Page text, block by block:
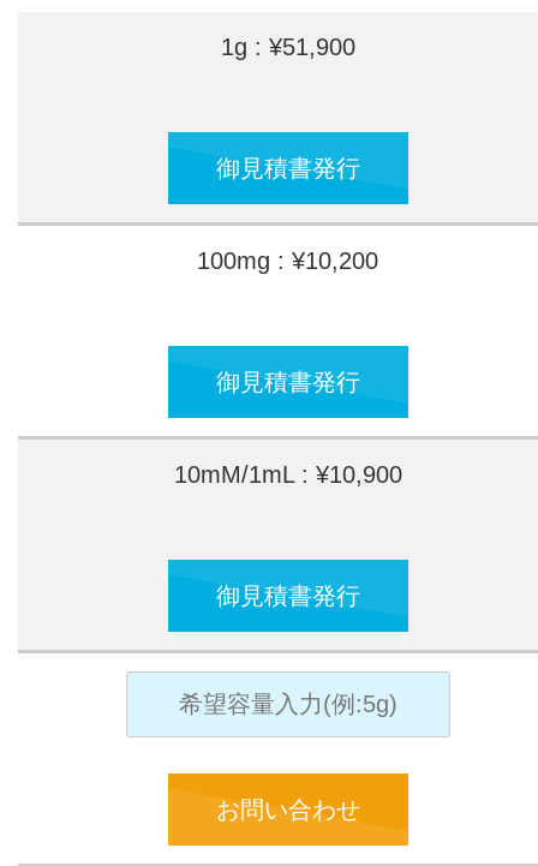
1g : ¥51,900
御見積書発行
100mg : ¥10,200
御見積書発行
10mM/1mL : ¥10,900
御見積書発行
お問い合わせ